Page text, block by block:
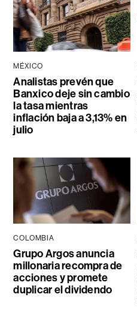
MÉXICO
Analistas prevén que
Banxico deje sin cambio
la tasa mientras
inflación baja a 3,13% en
julio
COLOMBIA
Grupo Argos anuncia
millonaria recompra de
acciones y promete
duplicar el dividendo